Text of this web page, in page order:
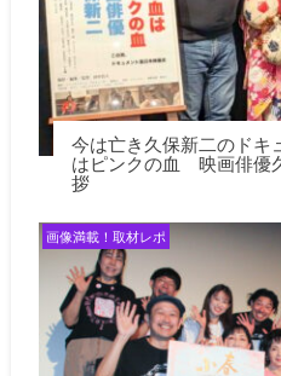
今は亡き久保新二のドキ
はピンクの血 映画俳優
拶
画像満載！取材レポ